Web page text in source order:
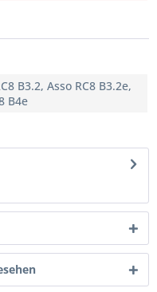
B3.2, Asso RC8 B3.2e,
B4e